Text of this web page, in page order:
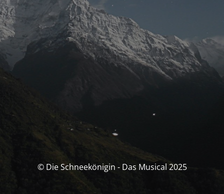
© Die Schneekönigin - Das Musical 2025